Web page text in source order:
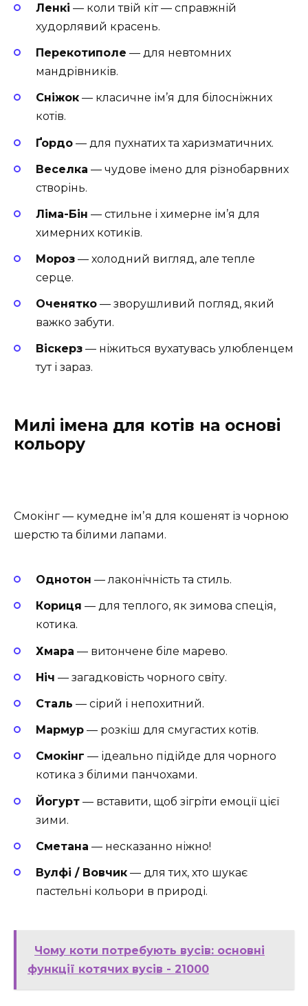
Ленкі — коли твій кіт — справжній
худорлявий красень.
Перекотиполе — для невтомних
мандрівників.
Сніжок — класичне ім’я для білосніжних
котів.
Ґордо — для пухнатих та харизматичних.
Веселка — чудове імено для різнобарвних
створінь.
Ліма-Бін — стильне і химерне ім’я для
химерних котиків.
Мороз — холодний вигляд, але тепле
серце.
Оченятко — зворушливий погляд, який
важко забути.
Віскерз — ніжиться вухатувась улюбленцем
тут і зараз.
Милі імена для котів на основі
кольору
Смокінг — кумедне імʼя для кошенят із чорною
шерстю та білими лапами.
Однотон — лаконічність та стиль.
Кориця — для теплого, як зимова спеція,
котика.
Хмара — витончене біле марево.
Ніч — загадковість чорного світу.
Сталь — сірий і непохитний.
Мармур — розкіш для смугастих котів.
Смокінг — ідеально підійде для чорного
котика з білими панчохами.
Йогурт — вставити, щоб зігріти емоції цієї
зими.
Сметана — несказанно ніжно!
Вулфі / Вовчик — для тих, хто шукає
пастельні кольори в природі.
Чому коти потребують вусів: основні
функції котячих вусів - 21000